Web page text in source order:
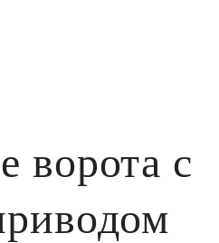
ворота с